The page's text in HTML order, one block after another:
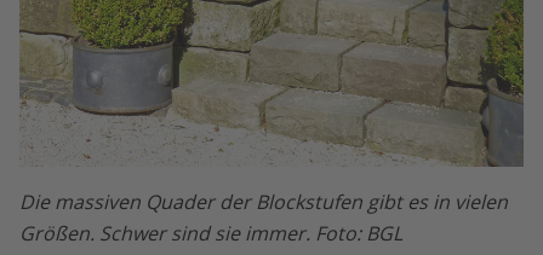
Die massiven Quader der Blockstufen gibt es in vielen
Größen. Schwer sind sie immer. Foto: BGL